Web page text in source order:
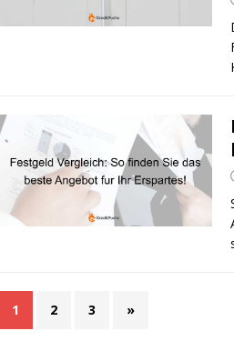
1 2 3 »